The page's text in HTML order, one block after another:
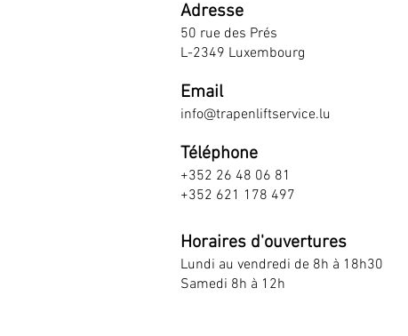
Adresse
50 rue des Prés
L-2349 Luxembourg
Email
info@trapenliftservice.lu
Téléphone
+352 26 48 06 81
+352 621 178 497
Horaires d'ouvertures
Lundi au vendredi de 8h à 18h30
Samedi 8h à 12h